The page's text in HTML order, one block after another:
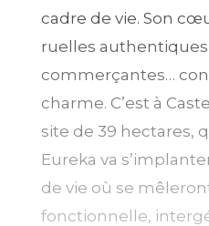
cadre de vie. Son
ruelles
commerçantes…
charme. C’est à
site de 39 hectares,
Eureka va
de vie où se
fonctionnelle,